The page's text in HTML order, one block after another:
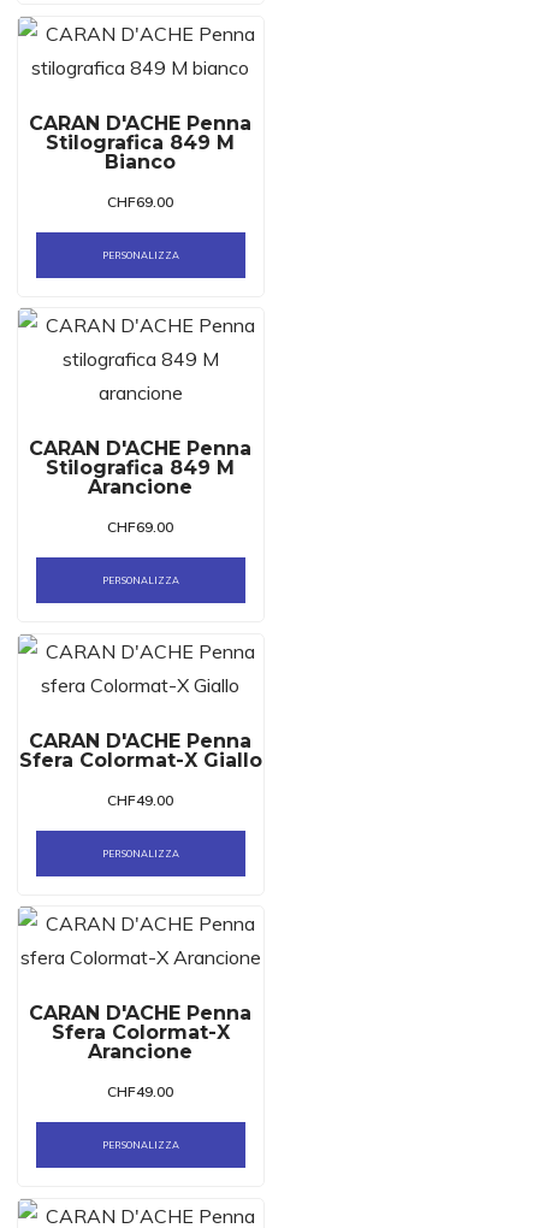
CARAN D'ACHE Penna
Stilografica 849 M
Bianco
CHF69.00
PERSONALIZZA
CARAN D'ACHE Penna
Stilografica 849 M
Arancione
CHF69.00
PERSONALIZZA
CARAN D'ACHE Penna
Sfera Colormat-X Giallo
CHF49.00
PERSONALIZZA
CARAN D'ACHE Penna
Sfera Colormat-X
Arancione
CHF49.00
PERSONALIZZA